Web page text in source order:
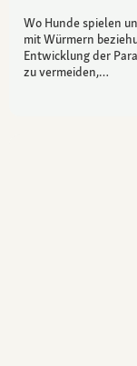
Wo Hunde spielen
mit Würmern
Entwicklung der
zu vermeiden,…